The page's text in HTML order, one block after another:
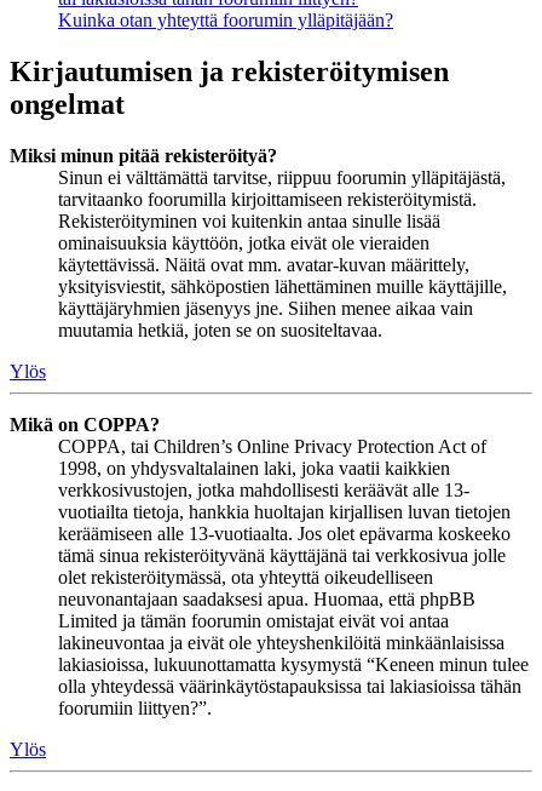
Kuinka otan yhteyttä foorumin ylläpitäjään?
Kirjautumisen ja rekisteröitymisen
ongelmat
Miksi minun pitää rekisteröityä?
Sinun ei välttämättä tarvitse, riippuu foorumin ylläpitäjästä,
tarvitaanko foorumilla kirjoittamiseen rekisteröitymistä.
Rekisteröityminen voi kuitenkin antaa sinulle lisää
ominaisuuksia käyttöön, jotka eivät ole vieraiden
käytettävissä. Näitä ovat mm. avatar-kuvan määrittely,
yksityisviestit, sähköpostien lähettäminen muille käyttäjille,
käyttäjäryhmien jäsenyys jne. Siihen menee aikaa vain
muutamia hetkiä, joten se on suositeltavaa.
Ylös
Mikä on COPPA?
COPPA, tai Children’s Online Privacy Protection Act of
1998, on yhdysvaltalainen laki, joka vaatii kaikkien
verkkosivustojen, jotka mahdollisesti keräävät alle 13-
vuotiailta tietoja, hankkia huoltajan kirjallisen luvan tietojen
keräämiseen alle 13-vuotiaalta. Jos olet epävarma koskeeko
tämä sinua rekisteröityvänä käyttäjänä tai verkkosivua jolle
olet rekisteröitymässä, ota yhteyttä oikeudelliseen
neuvonantajaan saadaksesi apua. Huomaa, että phpBB
Limited ja tämän foorumin omistajat eivät voi antaa
lakineuvontaa ja eivät ole yhteyshenkilöitä minkäänlaisissa
lakiasioissa, lukuunottamatta kysymystä “Keneen minun tulee
olla yhteydessä väärinkäytöstapauksissa tai lakiasioissa tähän
foorumiin liittyen?”.
Ylös